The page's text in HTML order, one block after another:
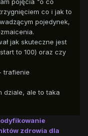
pojęcia "o co
co i jak to
pojedynek,
jak skuteczne jest
to 100) oraz czy
trafienie
dziale, ale to taka
zdrowia dla